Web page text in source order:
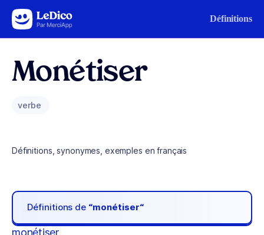
Aller au contenu Définitions
Monétiser
verbe
Définitions, synonymes, exemples en français
Définitions de “monétiser“
monétiser